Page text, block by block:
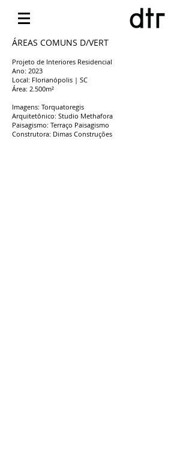
ÁREAS COMUNS D/VERT
Projeto de Interiores Residencial
Ano: 2023
Local: Florianópolis | SC
​Área: 2.500m²
Imagens: Torquatoregis
Arquitetônico: Studio Methafora
Paisagismo: Terraço Paisagismo
Construtora: Dimas Construções